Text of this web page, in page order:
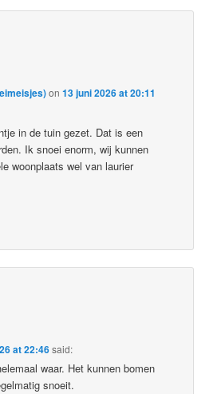
on13 juni 2026 at 20:11
in de tuin gezet. Dat is een
Ik snoei enorm, wij kunnen
woonplaats wel van laurier
at 22:46said:
waar. Het kunnen bomen
snoeit.